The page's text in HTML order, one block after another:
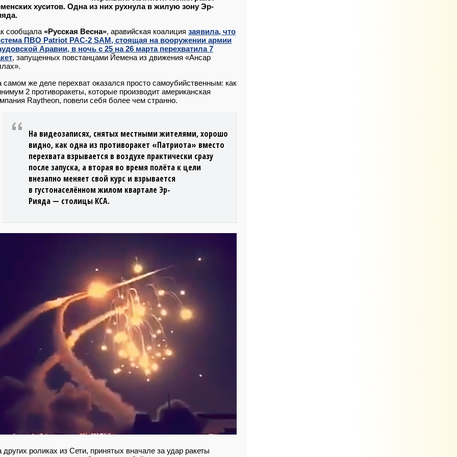
хуситов. Одна из них рухнула в жилую зону Эр-
сообщала «Русская Весна», аравийская коалиция заявила, что
ПВО Patriot PAC-2 SAM, стоящая на вооружении армии
Аравии, в ночь с 25 на 26 марта перехватила 7
, запущенных повстанцами Йемена из движения «Ансар
самом же деле перехват оказался просто самоубийственным: как
2 противоракеты, которые производит американская
Raytheon, повели себя более чем странно.
На видеозаписях, снятых местными жителями, хорошо
видно, как одна из противоракет «Патриота» вместо
перехвата взрывается в воздухе практически сразу
после запуска, а вторая во время полёта к цели
внезапно меняет свой курс и взрывается
в густонаселённом жилом квартале Эр-
Рияда — столицы КСА.
других роликах из Сети, принятых вначале за удар ракеты